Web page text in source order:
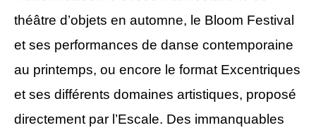
théâtre d’objets en automne, le Bloom Festival
et ses performances de danse contemporaine
au printemps, ou encore le format Excentriques
et ses différents domaines artistiques, proposé
directement par l’Escale. Des immanquables